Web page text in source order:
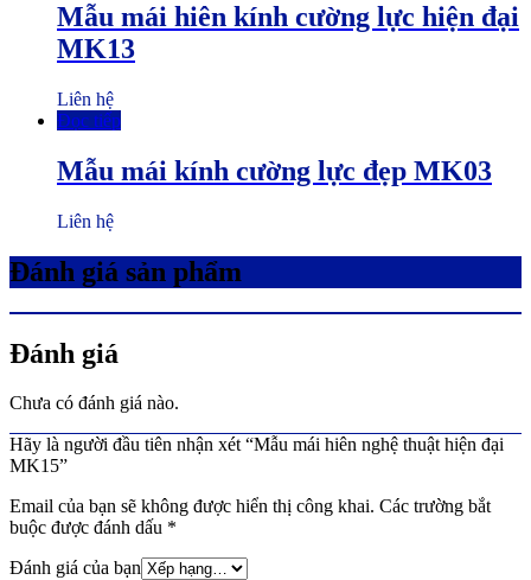
Mẫu mái hiên kính cường lực hiện đại
MK13
Liên hệ
Đọc tiếp
Mẫu mái kính cường lực đẹp MK03
Liên hệ
Đánh giá sản phẩm
Đánh giá
Chưa có đánh giá nào.
Hãy là người đầu tiên nhận xét “Mẫu mái hiên nghệ thuật hiện đại
MK15”
Email của bạn sẽ không được hiển thị công khai. Các trường bắt
buộc được đánh dấu *
Đánh giá của bạn